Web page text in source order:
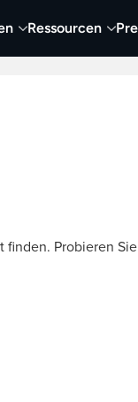
Ressourcen
Video
Probieren